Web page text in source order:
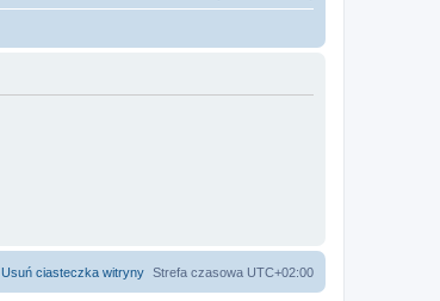
Strefa czasowa UTC+02:00
Usuń ciasteczka witryny